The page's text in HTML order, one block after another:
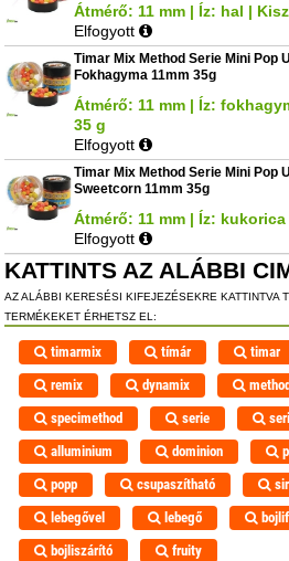
Átmérő: 11 mm | Íz: hal |
Elfogyott
Timar Mix Method Serie Mini Pop
Fokhagyma 11mm 35g
Átmérő: 11 mm | Íz:
35 g
Elfogyott
Timar Mix Method Serie Mini Pop
Sweetcorn 11mm 35g
Átmérő: 11 mm | Íz:
Elfogyott
KATTINTS AZ ALÁBBI
AZ ALÁBBI KERESÉSI KIFEJEZÉSEKRE KATTINTVA
TERMÉKEKET ÉRHETSZ EL:
timarmix tímár timar
remix
dynamix
specimethod
serie
alluminium
dominion
popp
csupaszítható
lebegővel
lebegő
bojliszárító
fruity